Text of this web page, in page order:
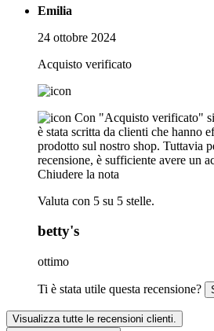
Emilia
24 ottobre 2024
Acquisto verificato
Con "Acquisto verificato"
è stata scritta da clienti che hanno
prodotto sul nostro shop. Tuttavia
recensione, è sufficiente avere un
Chiudere la nota
Valuta con 5 su 5 stelle.
betty's
ottimo
Ti è stata utile questa recensione?
Visualizza tutte le recensioni clienti.